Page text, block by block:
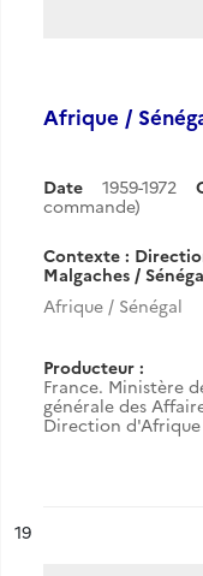
Afrique /
Date 1959-1972
commande)
Contexte :
Malgaches /
Afrique / Sénégal
Producteur :
France. Ministère
générale des
Direction
n°
19